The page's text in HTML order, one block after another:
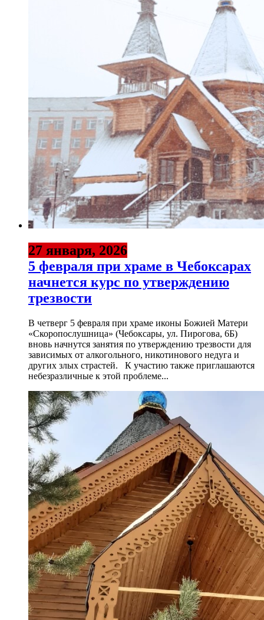
27 января, 2026
5 февраля при храме в Чебоксарах
начнется курс по утверждению
трезвости
В четверг 5 февраля при храме иконы Божией Матери
«Скоропослушница» (Чебоксары, ул. Пирогова, 6Б)
вновь начнутся занятия по утверждению трезвости для
зависимых от алкогольного, никотинового недуга и
других злых страстей. К участию также приглашаются
небезразличные к этой проблеме...